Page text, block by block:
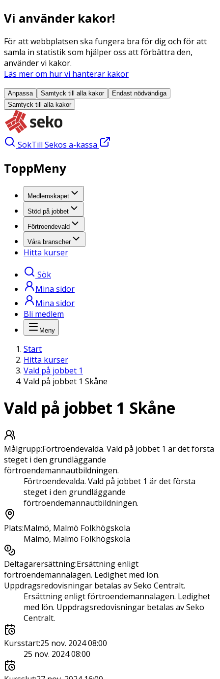
Vi använder kakor!
För att webbplatsen ska fungera bra för dig och för att
samla in statistik som hjälper oss att förbättra den,
använder vi kakor.
Läs mer om hur vi hanterar kakor
Anpassa Samtyck till alla kakor
Endast nödvändiga
Samtyck till alla kakor
SökTill Sekos a-kassa
ToppMeny
Medlemskapet
Stöd på jobbet
Förtroendevald
Våra branscher
Hitta kurser
Sök
Mina sidor
Mina sidor
Bli medlem
Meny
Start
Hitta kurser
Vald på jobbet 1
Vald på jobbet 1 Skåne
Vald på jobbet 1 Skåne
Målgrupp:Förtroendevalda. Vald på jobbet 1 är det första
steget i den grundläggande
förtroendemannautbildningen.
Förtroendevalda. Vald på jobbet 1 är det första
steget i den grundläggande
förtroendemannautbildningen.
Plats:Malmö, Malmö Folkhögskola
Malmö, Malmö Folkhögskola
Deltagarersättning:Ersättning enligt
förtroendemannalagen. Ledighet med lön.
Uppdragsredovisningar betalas av Seko Centralt.
Ersättning enligt förtroendemannalagen. Ledighet
med lön. Uppdragsredovisningar betalas av Seko
Centralt.
Kursstart:25 nov. 2024 08:00
25 nov. 2024 08:00